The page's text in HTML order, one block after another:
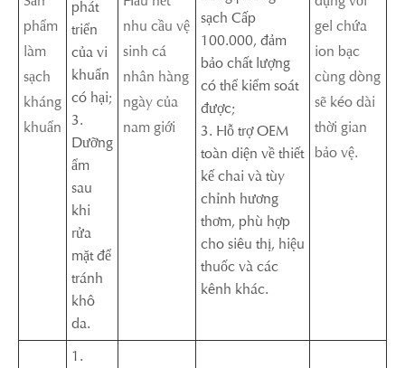
phẩm
làm
sạch
kháng
khuẩn
phát
triển
của vi
khuẩn
có hại;
3.
Dưỡng
ẩm
sau
khi
rửa
mặt để
tránh
khô
da.
nhu cầu vệ
sinh cá
nhân hàng
ngày của
nam giới
sạch Cấp
100.000, đảm
bảo chất lượng
có thể kiểm soát
được;
3. Hỗ trợ OEM
toàn diện về thiết
kế chai và tùy
chỉnh hương
thơm, phù hợp
cho siêu thị, hiệu
thuốc và các
kênh khác.
gel chứa
ion bạc
cùng dòng
sẽ kéo dài
thời gian
bảo vệ.
1.